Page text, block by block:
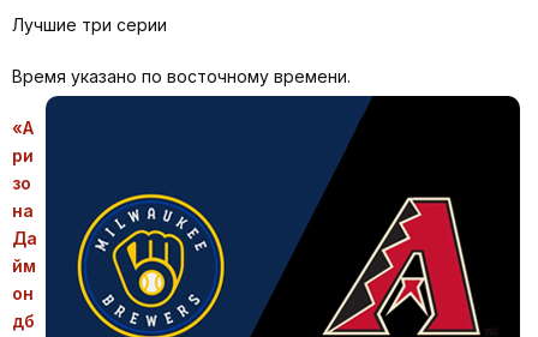
Лучшие три серии
Время указано по восточному времени.
«А
ри
зо
на
Да
йм
он
дб